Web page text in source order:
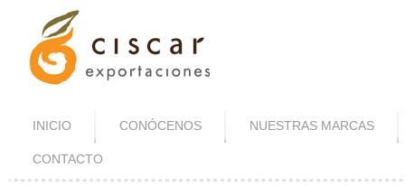
INICIO CONÓCENOS NUESTRAS MARCAS
CONTACTO